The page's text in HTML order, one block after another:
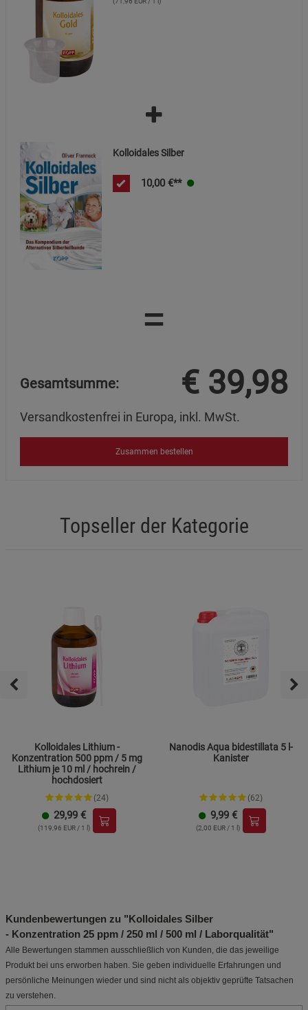
Kolloidales Silber
10,00 €**
=
Gesamtsumme: € 39,98
Versandkostenfrei in Europa, inkl. MwSt.
Zusammen bestellen
Topseller der Kategorie
Kolloidales Lithium -
Konzentration 500 ppm / 5 mg
Lithium je 10 ml / hochrein /
hochdosiert
(24)
29,99 €
(119,96 EUR / 1 l)
Nanodis Aqua bidestillata 5 l-
Kanister
(62)
9,99 €
(2,00 EUR / 1 l)
Kundenbewertungen zu "Kolloidales Silber
- Konzentration 25 ppm / 250 ml / 500 ml / Laborqualität"
Alle Bewertungen stammen ausschließlich von Kunden, die das jeweilige
Produkt bei uns erworben haben. Sie geben individuelle Erfahrungen und
persönliche Meinungen wieder und sind nicht als objektiv geprüfte Tatsachen
zu verstehen.
Cookie-Informationen
Statistik Cookies (2)
Beschreibung Statistik Cookies
Beschreibung Marketing Cookies
Cookie-Informationen